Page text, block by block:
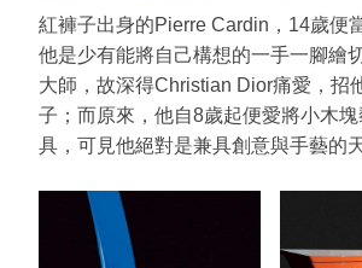
紅褲子出身的Pierre Cardin，14歲便
他是少有能將自己構想的一手一腳繪
大師，故深得Christian Dior痛愛，招
子；而原來，他自8歲起便愛將小木
具，可見他絕對是兼具創意與手藝的天